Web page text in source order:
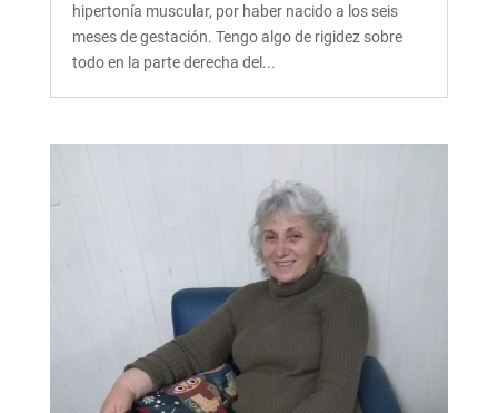
hipertonía muscular, por haber nacido a los seis
meses de gestación. Tengo algo de rigidez sobre
todo en la parte derecha del...